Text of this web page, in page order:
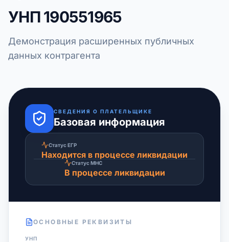
УНП190551965
Демонстрация расширенных публичных
данных контрагента
СВЕДЕНИЯ О ПЛАТЕЛЬЩИКЕ
Базовая информация
Статус ЕГР
Находится в процессе ликвидации
Статус МНС
В процессе ликвидации
ОСНОВНЫЕ РЕКВИЗИТЫ
УНП